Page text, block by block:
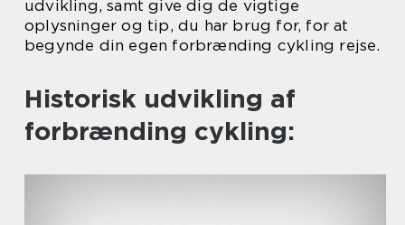
udvikling, samt give dig de vigtige
oplysninger og tip, du har brug for, for at
begynde din egen forbrænding cykling rejse.
Historisk udvikling af
forbrænding cykling: